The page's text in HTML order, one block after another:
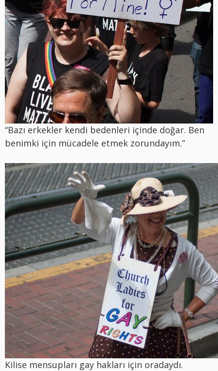
“Bazı erkekler kendi bedenleri içinde doğar. Ben
benimki için mücadele etmek zorundayım.”
Kilise mensupları gay hakları için oradaydı.